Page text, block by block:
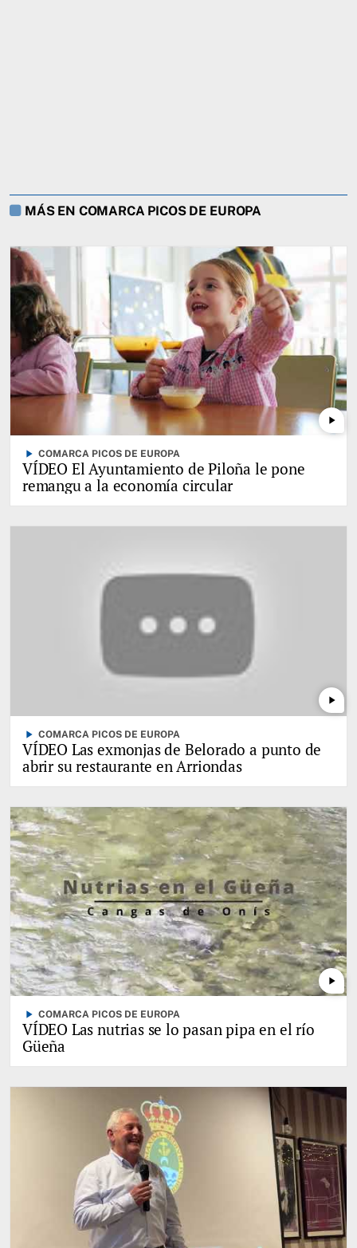
MÁS EN COMARCA PICOS DE EUROPA
play_arrow
play_arrow COMARCA PICOS DE EUROPA
VÍDEO El Ayuntamiento de Piloña le pone
remangu a la economía circular
play_arrow
play_arrow COMARCA PICOS DE EUROPA
VÍDEO Las exmonjas de Belorado a punto de
abrir su restaurante en Arriondas
play_arrow
play_arrow COMARCA PICOS DE EUROPA
VÍDEO Las nutrias se lo pasan pipa en el río
Güeña